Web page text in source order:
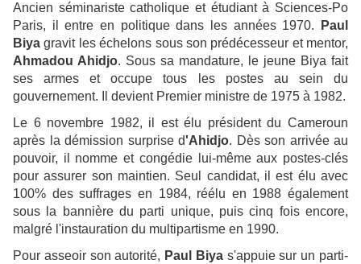
Ancien séminariste catholique et étudiant à Sciences-Po
Paris, il entre en politique dans les années 1970.
Paul
Biya gravit les échelons sous son prédécesseur et mentor,
Ahmadou Ahidjo. Sous sa mandature, le jeune Biya fait
ses armes et occupe tous les postes au sein du
gouvernement. Il devient Premier ministre de 1975 à 1982.
Le 6 novembre 1982, il est élu président du Cameroun
après la démission surprise d'Ahidjo. Dès son arrivée au
pouvoir, il nomme et congédie lui-même aux postes-clés
pour assurer son maintien. Seul candidat, il est élu avec
100% des suffrages en 1984, réélu en 1988 également
sous la bannière du parti unique, puis cinq fois encore,
malgré l'instauration du multipartisme en 1990.
Pour asseoir son autorité, Paul Biyas'appuie sur un parti-